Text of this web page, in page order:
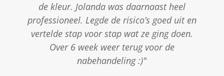
de kleur. Jolanda was daarnaast heel
professioneel. Legde de risico’s goed uit en
vertelde stap voor stap wat ze ging doen.
Over 6 week weer terug voor de
nabehandeling :)"